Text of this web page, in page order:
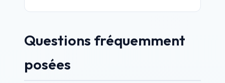
Questions fréquemment
posées